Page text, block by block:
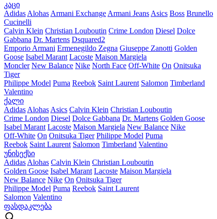
კაცი
Adidas Alohas Armani Exchange Armani Jeans Asics Boss Brunello
Cucinelli
Calvin Klein Christian Louboutin Crime London Diesel Dolce
Gabbana Dr. Martens Dsquared2
Emporio Armani Ermenegildo Zegna Giuseppe Zanotti Golden
Goose Isabel Marant Lacoste Maison Margiela
Moncler New Balance Nike North Face Off-White On Onitsuka
Tiger
Philippe Model Puma Reebok Saint Laurent Salomon Timberland
Valentino
ქალი
Adidas Alohas Asics Calvin Klein Christian Louboutin
Crime London Diesel Dolce Gabbana Dr. Martens Golden Goose
Isabel Marant Lacoste Maison Margiela New Balance Nike
Off-White On Onitsuka Tiger Philippe Model Puma
Reebok Saint Laurent Salomon Timberland Valentino
უნისექსი
Adidas Alohas Calvin Klein Christian Louboutin
Golden Goose Isabel Marant Lacoste Maison Margiela
New Balance Nike On Onitsuka Tiger
Philippe Model Puma Reebok Saint Laurent
Salomon Valentino
ფასდაკლება